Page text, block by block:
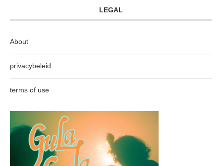
LEGAL
About
privacybeleid
terms of use